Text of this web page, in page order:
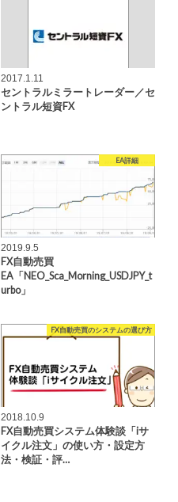
2017.1.11
セントラルミラートレーダー／セ
ントラル短資FX
EA詳細
2019.9.5
FX自動売買
EA「NEO_Sca_Morning_USDJPY_t
urbo」
FX自動売買のシステムの選び方
2018.10.9
FX自動売買システム体験談「iサ
イクル注文」の使い方・設定方
法・検証・評…